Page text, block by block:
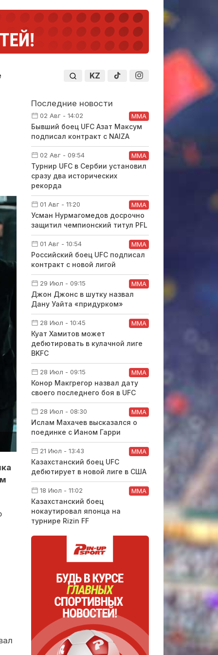
KZ
Последние новости
02 Авг - 14:02 ММА
Бывший боец UFC Азат Максум
подписал контракт с NAIZA
02 Авг - 09:54 ММА
Турнир UFC в Сербии установил
сразу два исторических
рекорда
01 Авг - 11:20 ММА
Усман Нурмагомедов досрочно
защитил чемпионский титул PFL
01 Авг - 10:54 ММА
Российский боец UFC подписал
контракт с новой лигой
29 Июл - 09:15 ММА
Джон Джонс в шутку назвал
Дану Уайта «придурком»
28 Июл - 10:45 ММА
Куат Хамитов может
дебютировать в кулачной лиге
BKFC
28 Июл - 09:15 ММА
Конор Макгрегор назвал дату
своего последнего боя в UFC
28 Июл - 08:30 ММА
Ислам Махачев высказался о
поединке с Ианом Гарри
21 Июл - 13:43 ММА
Казахстанский боец UFC
дебютирует в новой лиге в США
18 Июл - 11:02 ММА
Казахстанский боец
нокаутировал японца на
турнире Rizin FF